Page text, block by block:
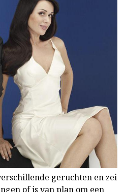
geruchten en zei
of is van plan om een